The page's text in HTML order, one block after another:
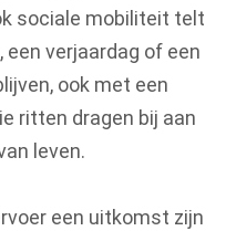
sociale mobiliteit telt
een verjaardag of een
ook met een
ritten dragen bij aan
leven.
een uitkomst zijn